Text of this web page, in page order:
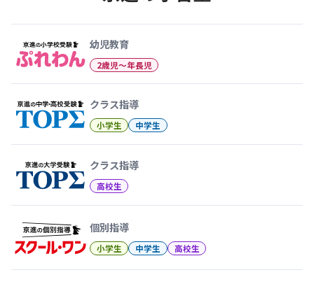
幼児教育
2歳児〜年長児
クラス指導
小学生 中学生
クラス指導
高校生
個別指導
小学生 中学生 高校生